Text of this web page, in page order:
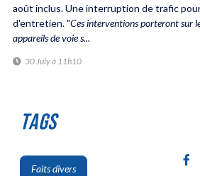
août inclus. Une interruption de trafic
d'entretien. "Ces interventions porteront sur
appareils de voie s...
30 July à 11h10
TAGS
Faits divers